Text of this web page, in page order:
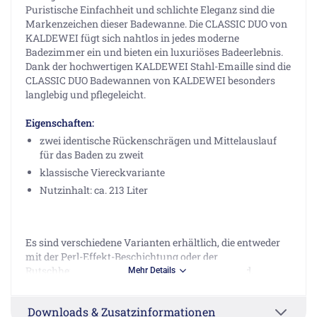
Puristische Einfachheit und schlichte Eleganz sind die
Markenzeichen dieser Badewanne. Die CLASSIC DUO von
KALDEWEI fügt sich nahtlos in jedes moderne
Badezimmer ein und bieten ein luxuriöses Badeerlebnis.
Dank der hochwertigen KALDEWEI Stahl-Emaille sind die
CLASSIC DUO Badewannen von KALDEWEI besonders
langlebig und pflegeleicht.
Eigenschaften:
zwei identische Rückenschrägen und Mittelauslauf
für das Baden zu zweit
klassische Viereckvariante
Nutzinhalt: ca. 213 Liter
Es sind verschiedene Varianten erhältlich, die entweder
mit der Perl-Effekt-Beschichtung oder der
Rutschhemmung Invisible Grip ausgestattet sind.
Mehr Details
Downloads & Zusatzinformationen